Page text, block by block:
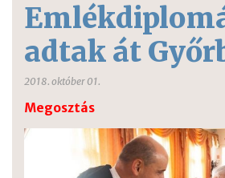
adtak át
2018. október 01.
Megosztás